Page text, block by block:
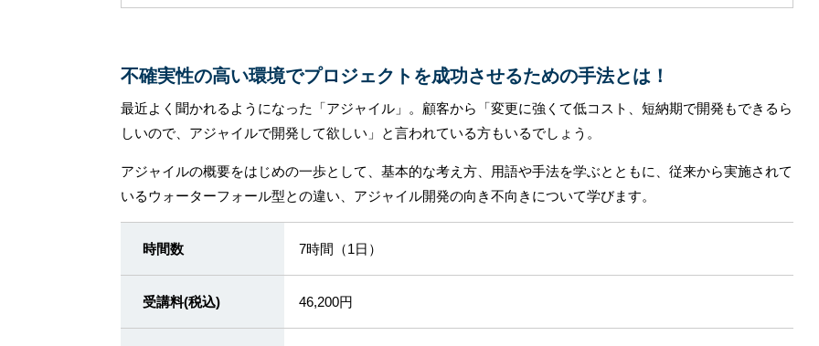
不確実性の高い環境でプロジェクトを成功させるための手法とは！
最近よく聞かれるようになった「アジャイル」。顧客から「変更に強くて低コスト、短納期で開発もできるら
しいので、アジャイルで開発して欲しい」と言われている方もいるでしょう。
アジャイルの概要をはじめの一歩として、基本的な考え方、用語や手法を学ぶとともに、従来から実施されて
いるウォーターフォール型との違い、アジャイル開発の向き不向きについて学びます。
時間数 7時間（1日）
受講料(税込) 46,200円